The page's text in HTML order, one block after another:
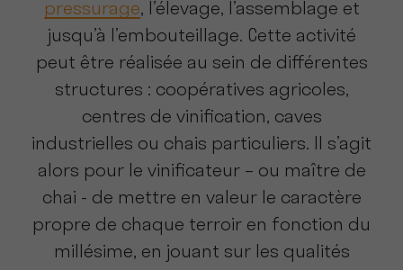
pressurage, l’élevage, l’assemblage et
jusqu’à l’embouteillage. Cette activité
peut être réalisée au sein de différentes
structures : coopératives agricoles,
centres de vinification, caves
industrielles ou chais particuliers. Il s’agit
alors pour le vinificateur – ou maître de
chai - de mettre en valeur le caractère
propre de chaque terroir en fonction du
millésime, en jouant sur les qualités